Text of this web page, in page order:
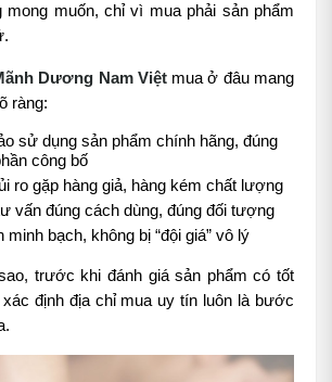
mong muốn, chỉ vì mua phải sản phẩm
Dương Nam Việt mua ở đâu mang
ràng:
sử dụng sản phẩm chính hãng, đúng
công bố
ro gặp hàng giả, hàng kém chất lượng
vấn đúng cách dùng, đúng đối tượng
minh bạch, không bị “đội giá” vô lý
trước khi đánh giá sản phẩm có tốt
định địa chỉ mua uy tín luôn là bước